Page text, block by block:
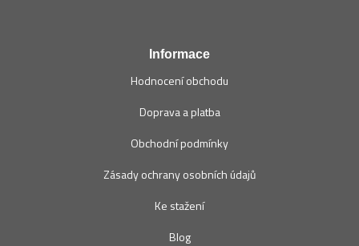
Informace
Hodnocení obchodu
Doprava a platba
Obchodní podmínky
Zásady ochrany osobních údajů
Ke stažení
Blog